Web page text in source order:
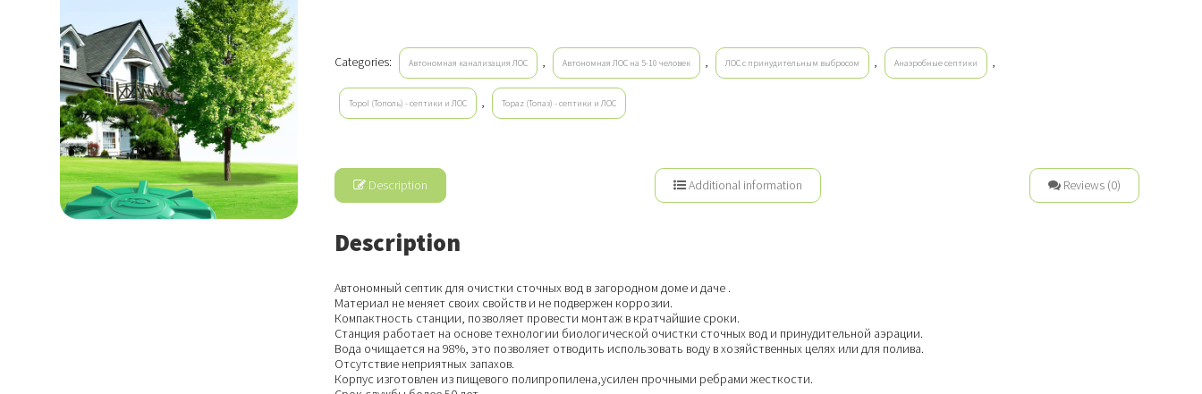
Categories: Автономная канализация ЛОС , Автономная ЛОС на 5-10 человек , ЛОС с принудительным выбросом , Анаэробные септики ,
Topol (Тополь) - септики и ЛОС , Topaz (Топаз) - септики и ЛОС
Description Additional information Reviews (0)
Description
Автономный септик для очистки сточных вод в загородном доме и даче .
Материал не меняет своих свойств и не подвержен коррозии.
Компактность станции, позволяет провести монтаж в кратчайшие сроки.
Станция работает на основе технологии биологической очистки сточных вод и принудительной аэрации.
Вода очищается на 98%, это позволяет отводить использовать воду в хозяйственных целях или для полива.
Отсутствие неприятных запахов.
Корпус изготовлен из пищевого полипропилена,усилен прочными ребрами жесткости.